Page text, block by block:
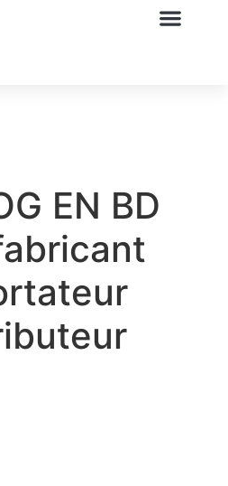
EN BD